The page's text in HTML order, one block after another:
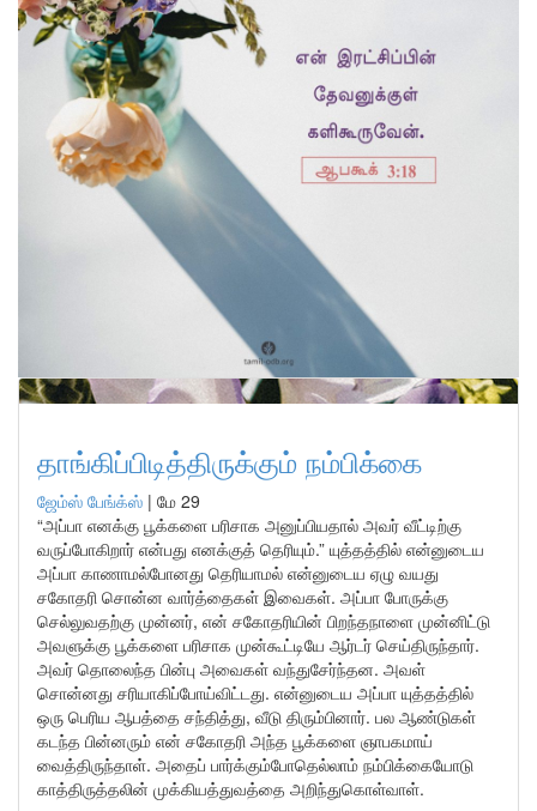
தாங்கிப்பிடித்திருக்கும் நம்பிக்கை
ஜேம்ஸ் பேங்க்ஸ் | மே 29
“அப்பா எனக்கு பூக்களை பரிசாக அனுப்பியதால் அவர் வீட்டிற்கு
வருப்போகிறார் என்பது எனக்குத் தெரியும்.” யுத்தத்தில் என்னுடைய
அப்பா காணாமல்போனது தெரியாமல் என்னுடைய ஏழு வயது
சகோதரி சொன்ன வார்த்தைகள் இவைகள். அப்பா போருக்கு
செல்லுவதற்கு முன்னர், என் சகோதரியின் பிறந்தநாளை முன்னிட்டு
அவளுக்கு பூக்களை பரிசாக முன்கூட்டியே ஆர்டர் செய்திருந்தார்.
அவர் தொலைந்த பின்பு அவைகள் வந்துசேர்ந்தன. அவள்
சொன்னது சரியாகிப்போய்விட்டது. என்னுடைய அப்பா யுத்தத்தில்
ஒரு பெரிய ஆபத்தை சந்தித்து, வீடு திரும்பினார். பல ஆண்டுகள்
கடந்த பின்னரும் என் சகோதரி அந்த பூக்களை ஞாபகமாய்
வைத்திருந்தாள். அதைப் பார்க்கும்போதெல்லாம் நம்பிக்கையோடு
காத்திருத்தலின் முக்கியத்துவத்தை அறிந்துகொள்வாள்.